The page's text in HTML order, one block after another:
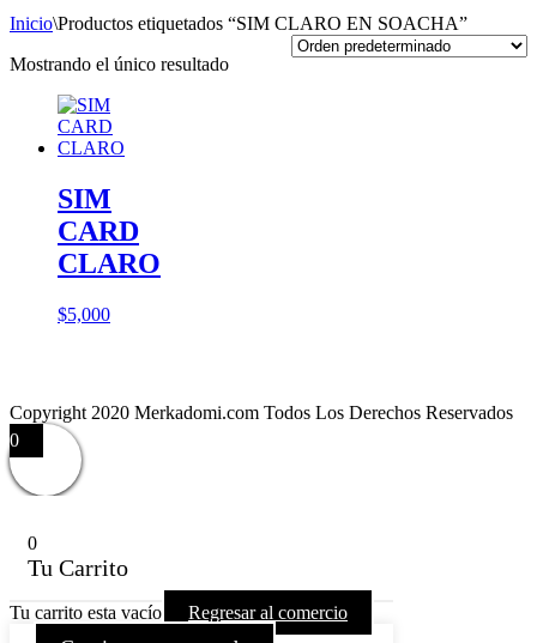
Inicio\Productos etiquetados “SIM CLARO EN SOACHA”
Mostrando el único resultado
SIM
CARD
CLARO
$5,000
Copyright 2020 Merkadomi.com Todos Los Derechos Reservados
0
0
Tu Carrito
Tu carrito esta vacío Regresar al comercio